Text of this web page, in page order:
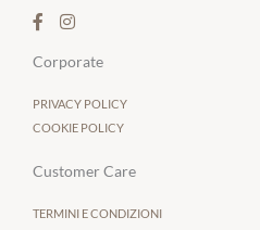
Corporate
PRIVACY POLICY
COOKIE POLICY
Customer Care
TERMINI E CONDIZIONI